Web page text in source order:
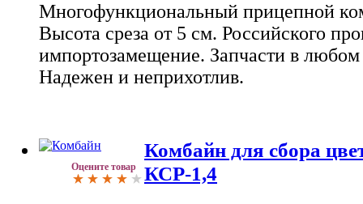
Многофункциональный прицепной
Высота среза от 5 см. Российского
импортозамещение. Запчасти в
Надежен и неприхотлив.
Оцените товар
Комбайн для сбора
КСР-1,4